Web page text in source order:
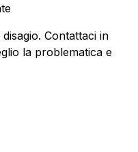
Contattaci in
la problematica e